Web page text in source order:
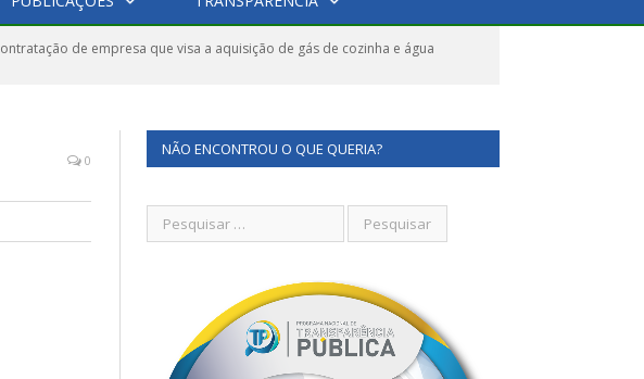
de empresa que visa a aquisição de gás de cozinha e água
0
NÃO ENCONTROU O QUE QUERIA?